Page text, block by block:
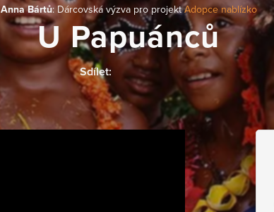
Anna Bártů: Dárcovská výzva pro projektAdopce nablízko
U Papuánců
Sdílet: